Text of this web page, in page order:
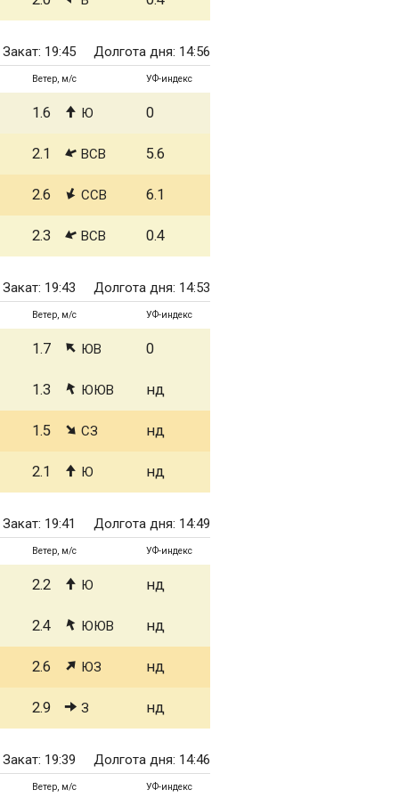
Закат: 19:45 Долгота дня: 14:56
Ветер, м/с УФ-индекс
1.6 Ю 0
2.1 ВСВ 5.6
2.6 ССВ 6.1
2.3 ВСВ 0.4
Закат: 19:43 Долгота дня: 14:53
Ветер, м/с УФ-индекс
1.7 ЮВ 0
1.3 ЮЮВ нд
1.5 СЗ нд
2.1 Ю нд
Закат: 19:41 Долгота дня: 14:49
Ветер, м/с УФ-индекс
2.2 Ю нд
2.4 ЮЮВ нд
2.6 ЮЗ нд
2.9 З нд
Закат: 19:39 Долгота дня: 14:46
Ветер, м/с УФ-индекс